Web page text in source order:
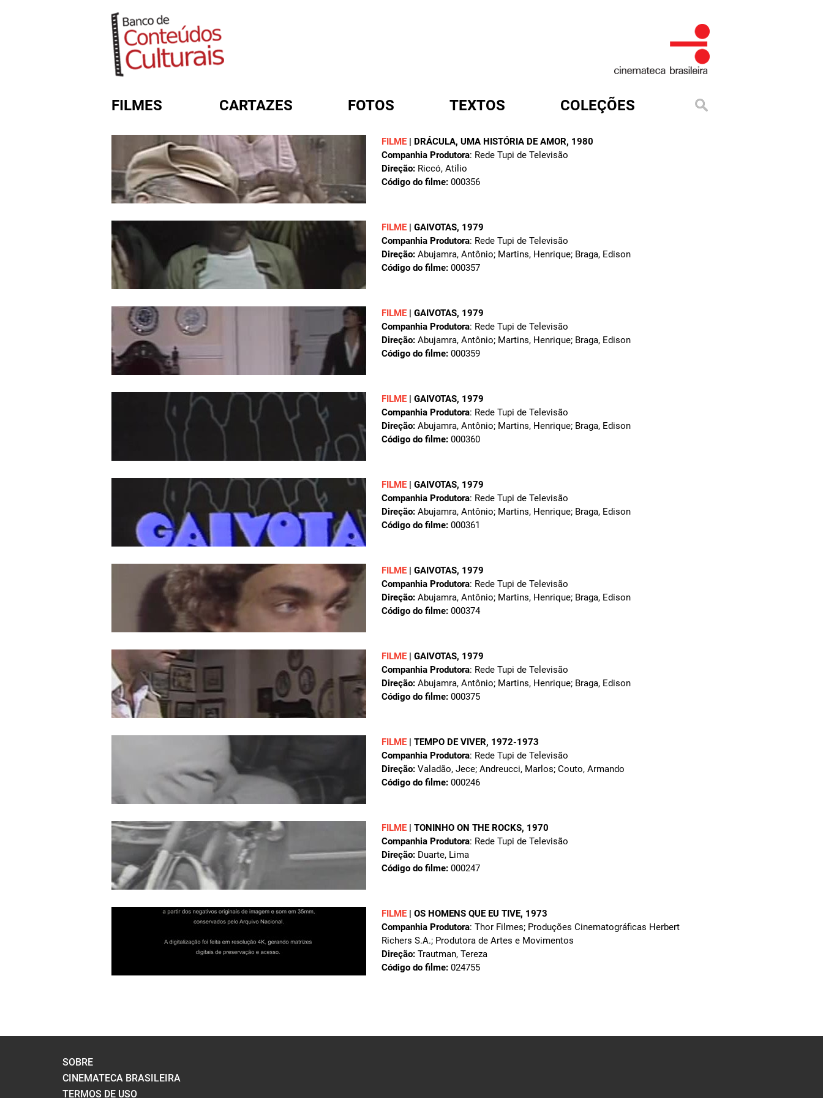
FILMES CARTAZES FOTOS TEXTOS COLEÇÕES
FILME | DRÁCULA, UMA HISTÓRIA DE AMOR, 1980
Companhia Produtora: Rede Tupi de Televisão
Direção: Riccó, Atilio
Código do filme: 000356
FILME | GAIVOTAS, 1979
Companhia Produtora: Rede Tupi de Televisão
Direção: Abujamra, Antônio; Martins, Henrique; Braga, Edison
Código do filme: 000357
FILME | GAIVOTAS, 1979
Companhia Produtora: Rede Tupi de Televisão
Direção: Abujamra, Antônio; Martins, Henrique; Braga, Edison
Código do filme: 000359
FILME | GAIVOTAS, 1979
Companhia Produtora: Rede Tupi de Televisão
Direção: Abujamra, Antônio; Martins, Henrique; Braga, Edison
Código do filme: 000360
FILME | GAIVOTAS, 1979
Companhia Produtora: Rede Tupi de Televisão
Direção: Abujamra, Antônio; Martins, Henrique; Braga, Edison
Código do filme: 000361
FILME | GAIVOTAS, 1979
Companhia Produtora: Rede Tupi de Televisão
Direção: Abujamra, Antônio; Martins, Henrique; Braga, Edison
Código do filme: 000374
FILME | GAIVOTAS, 1979
Companhia Produtora: Rede Tupi de Televisão
Direção: Abujamra, Antônio; Martins, Henrique; Braga, Edison
Código do filme: 000375
FILME | TEMPO DE VIVER, 1972-1973
Companhia Produtora: Rede Tupi de Televisão
Direção: Valadão, Jece; Andreucci, Marlos; Couto, Armando
Código do filme: 000246
FILME | TONINHO ON THE ROCKS, 1970
Companhia Produtora: Rede Tupi de Televisão
Direção: Duarte, Lima
Código do filme: 000247
FILME | OS HOMENS QUE EU TIVE, 1973
Companhia Produtora: Thor Filmes; Produções Cinematográficas Herbert
Richers S.A.; Produtora de Artes e Movimentos
Direção: Trautman, Tereza
Código do filme: 024755
FORMULÁRIO DE BUSCA
SOBRE
CINEMATECA BRASILEIRA
TERMOS DE USO